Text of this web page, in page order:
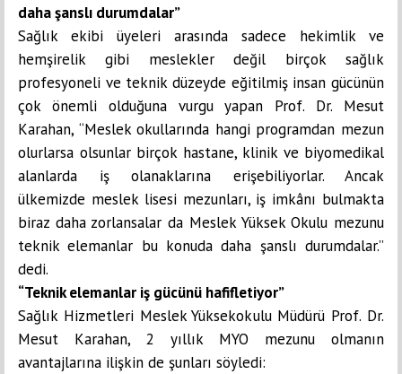
daha şanslı durumdalar”
Sağlık ekibi üyeleri arasında sadece hekimlik ve
hemşirelik gibi meslekler değil birçok sağlık
profesyoneli ve teknik düzeyde eğitilmiş insan gücünün
çok önemli olduğuna vurgu yapan Prof. Dr. Mesut
Karahan, “Meslek okullarında hangi programdan mezun
olurlarsa olsunlar birçok hastane, klinik ve biyomedikal
alanlarda iş olanaklarına erişebiliyorlar. Ancak
ülkemizde meslek lisesi mezunları, iş imkânı bulmakta
biraz daha zorlansalar da Meslek Yüksek Okulu mezunu
teknik elemanlar bu konuda daha şanslı durumdalar.”
dedi.
“Teknik elemanlar iş gücünü hafifletiyor”
Sağlık Hizmetleri Meslek Yüksekokulu Müdürü Prof. Dr.
Mesut Karahan, 2 yıllık MYO mezunu olmanın
avantajlarına ilişkin de şunları söyledi: